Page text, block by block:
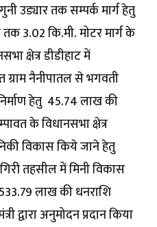
तक सम्पर्क मार्ग हेतु ₹
3.02 कि.मी. मोटर मार्ग के
क्षेत्र डीडीहाट में
नैनीपातल से भगवती
हेतु ₹ 45.74 लाख की
के विधानसभा क्षेत्र
विकास किये जाने हेतु
तहसील में मिनी विकास
लाख की धनराशि
द्वारा अनुमोदन प्रदान किया